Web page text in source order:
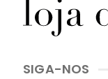
SIGA-NOS